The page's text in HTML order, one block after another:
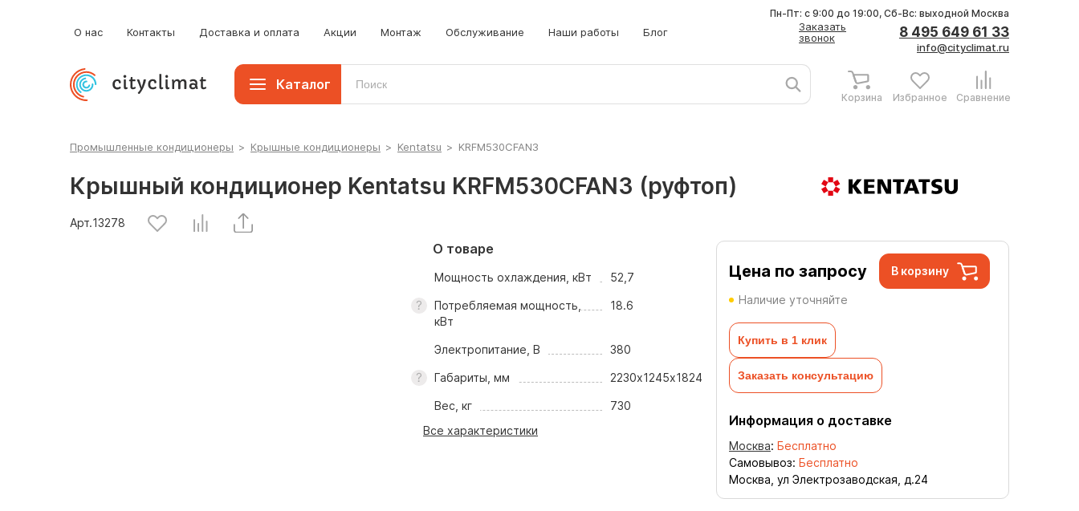
О нас Контакты Доставка и оплата Акции Монтаж Обслуживание Наши работы Блог
Заказать
звонок
8 495 649 61 33
info@cityclimat.ru
Пн-Пт: с 9:00 до 19:00, Сб-Вс: выходной Москва
Каталог
Корзина Избранное Сравнение
Промышленные кондиционеры > Крышные кондиционеры > Kentatsu > KRFM530CFAN3
Крышный кондиционер Kentatsu KRFM530CFAN3 (руфтоп)
Арт.13278
О товаре
Мощность охлаждения, кВт 52,7
Потребляемая мощность,
кВт
18.6
Электропитание, В 380
Габариты, мм 2230х1245х1824
Вес, кг
730
Все характеристики
Цена по запросу В корзину
Наличие уточняйте
Купить в 1 клик
Заказать консультацию
Информация о доставке
Москва: Бесплатно
Самовывоз: Бесплатно
Москва, ул Электрозаводская, д.24